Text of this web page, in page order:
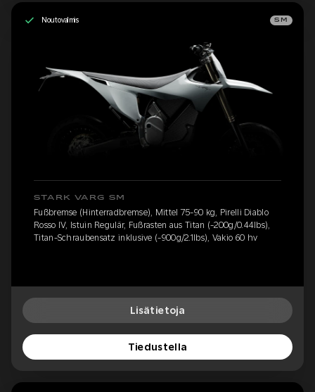
Noutovalmis SM
STARK VARG SM
Fußbremse (Hinterradbremse), Mittel 75-90 kg, Pirelli Diablo
Rosso IV, Istuin Regulär, Fußrasten aus Titan (-200g/0.44lbs),
Titan-Schraubensatz inklusive (-900g/2.1lbs), Vakio 60 hv
Lisätietoja
Tiedustella